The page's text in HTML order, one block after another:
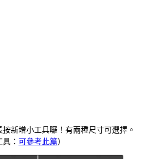
新增小工具囉！有兩種尺寸可選擇。
： 可參考此篇）